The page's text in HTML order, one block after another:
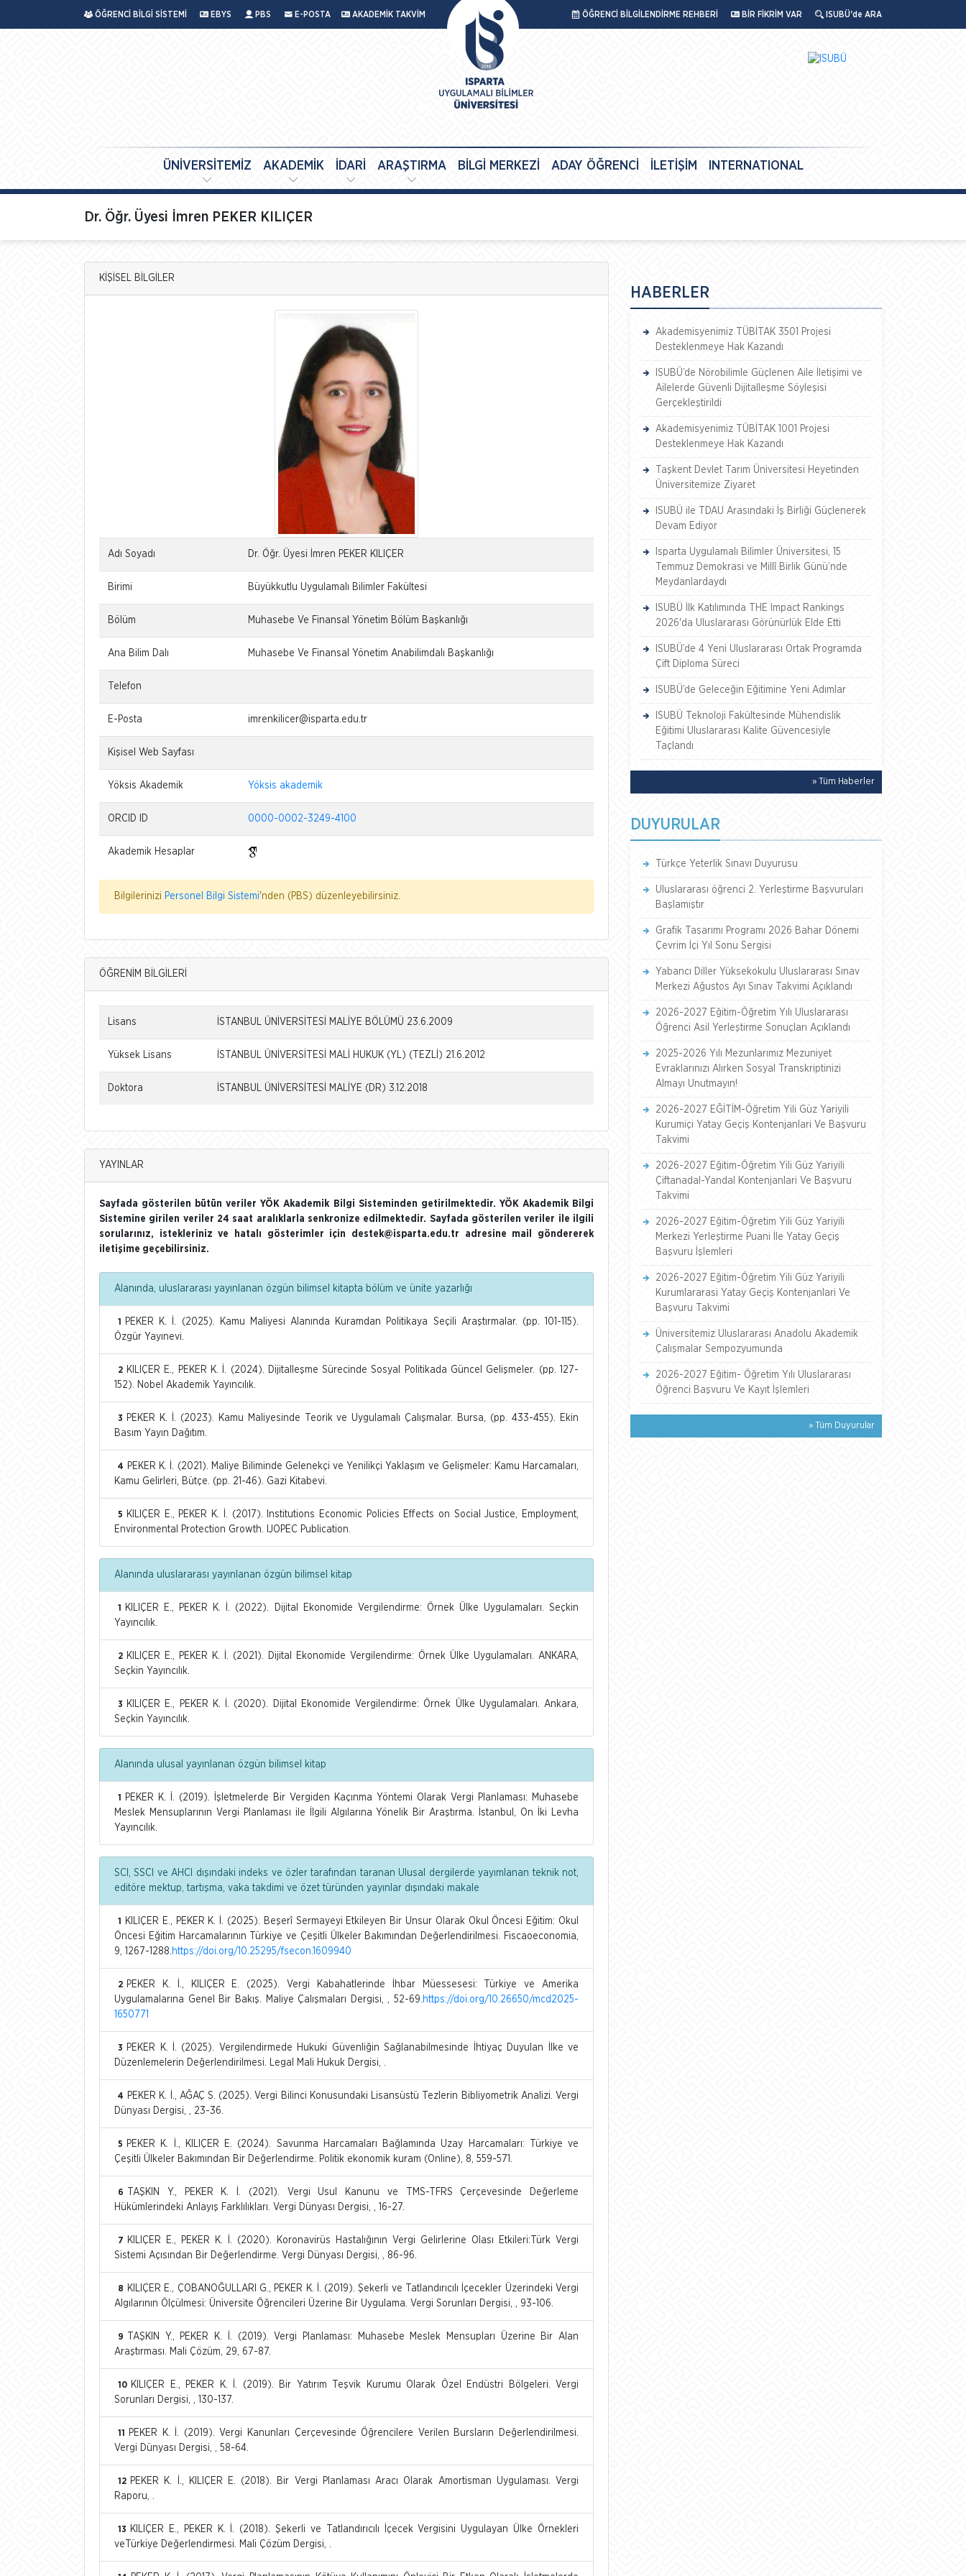
ÖĞRENCİ BİLGİ SİSTEMİ EBYS PBS E-POSTA AKADEMİK TAKVİM ÖĞRENCİ BİLGİLENDİRME REHBERİ BİR FİKRİM VAR ISUBÜ'de ARA
ÜNİVERSİTEMİZ AKADEMİK İDARİ ARAŞTIRMA BİLGİ MERKEZİ ADAY ÖĞRENCİ İLETİŞİM INTERNATIONAL
Dr. Öğr. Üyesi İmren PEKER KILIÇER
KİŞİSEL BİLGİLER
Adı Soyadı Dr. Öğr. Üyesi İmren PEKER KILIÇER
Birimi Büyükkutlu Uygulamalı Bilimler Fakültesi
Bölüm Muhasebe Ve Finansal Yönetim Bölüm Başkanlığı
Ana Bilim Dalı Muhasebe Ve Finansal Yönetim Anabilimdalı Başkanlığı
Telefon
E-Posta imrenkilicer@isparta.edu.tr
Kişisel Web Sayfası
Yöksis Akademik Yöksis akademik
ORCID ID 0000-0002-3249-4100
Akademik Hesaplar
Bilgilerinizi Personel Bilgi Sistemi'nden (PBS) düzenleyebilirsiniz.
ÖĞRENİM BİLGİLERİ
Lisans İSTANBUL ÜNİVERSİTESİ MALİYE BÖLÜMÜ 23.6.2009
Yüksek Lisans İSTANBUL ÜNİVERSİTESİ MALİ HUKUK (YL) (TEZLİ) 21.6.2012
Doktora İSTANBUL ÜNİVERSİTESİ MALİYE (DR) 3.12.2018
YAYINLAR
Sayfada gösterilen bütün veriler YÖK Akademik Bilgi Sisteminden getirilmektedir. YÖK Akademik Bilgi
Sistemine girilen veriler 24 saat aralıklarla senkronize edilmektedir. Sayfada gösterilen veriler ile ilgili
sorularınız, istekleriniz ve hatalı gösterimler için destek@isparta.edu.tr adresine mail göndererek
iletişime geçebilirsiniz.
Alanında, uluslararası yayınlanan özgün bilimsel kitapta bölüm ve ünite yazarlığı
1
PEKER K. İ. (2025). Kamu Maliyesi Alanında Kuramdan Politikaya Seçili Araştırmalar. (pp. 101-115).
Özgür Yayınevi.
2 KILIÇER E., PEKER K. İ. (2024). Dijitalleşme Sürecinde Sosyal Politikada Güncel Gelişmeler. (pp. 127-
152). Nobel Akademik Yayıncılık.
3
PEKER K. İ. (2023). Kamu Maliyesinde Teorik ve Uygulamalı Çalışmalar. Bursa, (pp. 433-455). Ekin
Basım Yayın Dağıtım.
4
PEKER K. İ. (2021). Maliye Biliminde Gelenekçi ve Yenilikçi Yaklaşım ve Gelişmeler: Kamu Harcamaları,
Kamu Gelirleri, Bütçe. (pp. 21-46). Gazi Kitabevi.
5
KILIÇER E., PEKER K. İ. (2017). Institutions Economic Policies Effects on Social Justice, Employment,
Environmental Protection Growth. IJOPEC Publication.
Alanında uluslararası yayınlanan özgün bilimsel kitap
1
KILIÇER E., PEKER K. İ. (2022). Dijital Ekonomide Vergilendirme: Örnek Ülke Uygulamaları. Seçkin
Yayıncılık.
2 KILIÇER E., PEKER K. İ. (2021). Dijital Ekonomide Vergilendirme: Örnek Ülke Uygulamaları. ANKARA,
Seçkin Yayıncılık.
3
KILIÇER E., PEKER K. İ. (2020). Dijital Ekonomide Vergilendirme: Örnek Ülke Uygulamaları. Ankara,
Seçkin Yayıncılık.
Alanında ulusal yayınlanan özgün bilimsel kitap
1
PEKER K. İ. (2019). İşletmelerde Bir Vergiden Kaçınma Yöntemi Olarak Vergi Planlaması: Muhasebe
Meslek Mensuplarının Vergi Planlaması ile İlgili Algılarına Yönelik Bir Araştırma. İstanbul, On İki Levha
Yayıncılık.
SCI, SSCI ve AHCI dışındaki indeks ve özler tarafından taranan Ulusal dergilerde yayımlanan teknik not,
editöre mektup, tartışma, vaka takdimi ve özet türünden yayınlar dışındaki makale
1
KILIÇER E., PEKER K. İ. (2025). Beşerî Sermayeyi Etkileyen Bir Unsur Olarak Okul Öncesi Eğitim: Okul
Öncesi Eğitim Harcamalarının Türkiye ve Çeşitli Ülkeler Bakımından Değerlendirilmesi. Fiscaoeconomia,
9, 1267-1288. https://doi.org/10.25295/fsecon.1609940
2 PEKER K. İ., KILIÇER E. (2025). Vergi Kabahatlerinde İhbar Müessesesi: Türkiye ve Amerika
Uygulamalarına Genel Bir Bakış. Maliye Çalışmaları Dergisi, , 52-69. https://doi.org/10.26650/mcd2025-
1650771
3
PEKER K. İ. (2025). Vergilendirmede Hukuki Güvenliğin Sağlanabilmesinde İhtiyaç Duyulan İlke ve
Düzenlemelerin Değerlendirilmesi. Legal Mali Hukuk Dergisi, .
4
PEKER K. İ., AĞAÇ S. (2025). Vergi Bilinci Konusundaki Lisansüstü Tezlerin Bibliyometrik Analizi. Vergi
Dünyası Dergisi, , 23-36.
5
PEKER K. İ., KILIÇER E. (2024). Savunma Harcamaları Bağlamında Uzay Harcamaları: Türkiye ve
Çeşitli Ülkeler Bakımından Bir Değerlendirme. Politik ekonomik kuram (Online), 8, 559-571.
6
TAŞKIN Y., PEKER K. İ. (2021). Vergi Usul Kanunu ve TMS-TFRS Çerçevesinde Değerleme
Hükümlerindeki Anlayış Farklılıkları. Vergi Dünyası Dergisi, , 16-27.
7
KILIÇER E., PEKER K. İ. (2020). Koronavirüs Hastalığının Vergi Gelirlerine Olası Etkileri:Türk Vergi
Sistemi Açısından Bir Değerlendirme. Vergi Dünyası Dergisi, , 86-96.
8
KILIÇER E., ÇOBANOĞULLARI G., PEKER K. İ. (2019). Şekerli ve Tatlandırıcılı İçecekler Üzerindeki Vergi
Algılarının Ölçülmesi: Üniversite Öğrencileri Üzerine Bir Uygulama. Vergi Sorunları Dergisi, , 93-106.
9
TAŞKIN Y., PEKER K. İ. (2019). Vergi Planlaması: Muhasebe Meslek Mensupları Üzerine Bir Alan
Araştırması. Mali Çözüm, 29, 67-87.
10 KILIÇER E., PEKER K. İ. (2019). Bir Yatırım Teşvik Kurumu Olarak Özel Endüstri Bölgeleri. Vergi
Sorunları Dergisi, , 130-137.
11
PEKER K. İ. (2019). Vergi Kanunları Çerçevesinde Öğrencilere Verilen Bursların Değerlendirilmesi.
Vergi Dünyası Dergisi, , 58-64.
12 PEKER K. İ., KILIÇER E. (2018). Bir Vergi Planlaması Aracı Olarak Amortisman Uygulaması. Vergi
Raporu, .
13
KILIÇER E., PEKER K. İ. (2018). Şekerli ve Tatlandırıcılı İçecek Vergisini Uygulayan Ülke Örnekleri
veTürkiye Değerlendirmesi. Mali Çözüm Dergisi, .
HABERLER
Akademisyenimiz TÜBİTAK 3501 Projesi
Desteklenmeye Hak Kazandı
ISUBÜ’de Nörobilimle Güçlenen Aile İletişimi ve
Ailelerde Güvenli Dijitalleşme Söyleşisi
Gerçekleştirildi
Akademisyenimiz TÜBİTAK 1001 Projesi
Desteklenmeye Hak Kazandı
Taşkent Devlet Tarım Üniversitesi Heyetinden
Üniversitemize Ziyaret
ISUBÜ ile TDAU Arasındaki İş Birliği Güçlenerek
Devam Ediyor
Isparta Uygulamalı Bilimler Üniversitesi, 15
Temmuz Demokrasi ve Millî Birlik Günü’nde
Meydanlardaydı
ISUBÜ İlk Katılımında THE Impact Rankings
2026'da Uluslararası Görünürlük Elde Etti
ISUBÜ’de 4 Yeni Uluslararası Ortak Programda
Çift Diploma Süreci
ISUBÜ’de Geleceğin Eğitimine Yeni Adımlar
ISUBÜ Teknoloji Fakültesinde Mühendislik
Eğitimi Uluslararası Kalite Güvencesiyle
Taçlandı
» Tüm Haberler
DUYURULAR
Türkçe Yeterlik Sınavı Duyurusu
Uluslararası öğrenci 2. Yerleştirme Başvuruları
Başlamıştır
Grafik Tasarımı Programı 2026 Bahar Dönemi
Çevrim İçi Yıl Sonu Sergisi
Yabancı Diller Yüksekokulu Uluslararası Sınav
Merkezi Ağustos Ayı Sınav Takvimi Açıklandı
2026-2027 Eğitim-Öğretim Yılı Uluslararası
Öğrenci Asil Yerleştirme Sonuçları Açıklandı
2025-2026 Yılı Mezunlarımız Mezuniyet
Evraklarınızı Alırken Sosyal Transkriptinizi
Almayı Unutmayın!
2026-2027 EĞİTİM-Öğretim Yili Güz Yariyili
Kurumiçi Yatay Geçiş Kontenjanlari Ve Başvuru
Takvimi
2026-2027 Eğitim-Öğretim Yili Güz Yariyili
Çiftanadal-Yandal Kontenjanlari Ve Başvuru
Takvimi
2026-2027 Eğitim-Öğretim Yili Güz Yariyili
Merkezi Yerleştirme Puani İle Yatay Geçiş
Başvuru İşlemleri
2026-2027 Eğitim-Öğretim Yili Güz Yariyili
Kurumlararasi Yatay Geçiş Kontenjanlari Ve
Başvuru Takvimi
Üniversitemiz Uluslararası Anadolu Akademik
Çalışmalar Sempozyumunda
2026-2027 Eğitim- Öğretim Yılı Uluslararası
Öğrenci Başvuru Ve Kayıt İşlemleri
» Tüm Duyurular